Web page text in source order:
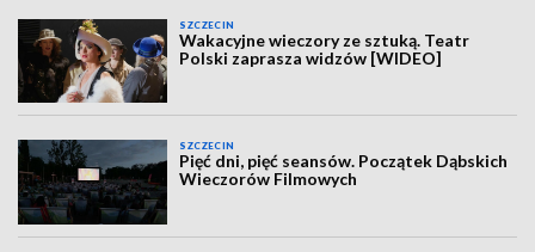
SZCZECIN
Wakacyjne wieczory ze sztuką. Teatr
Polski zaprasza widzów [WIDEO]
SZCZECIN
Pięć dni, pięć seansów. Początek Dąbskich
Wieczorów Filmowych